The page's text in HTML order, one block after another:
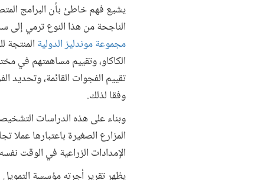
يشيع فهم خاطئ بأن البرامج
الناجحة من هذا النوع ترمي إلى
مجموعة موندليز الدولية المنتجة
الكاكاو، وتقييم مساهمتهم في
تقييم الفجوات القائمة، وتحديد
وفقا لذلك.
وبناء على هذه الدراسات
المزارع الصغيرة باعتبارها عملا
الإمدادات الزراعية في الوقت
يظهر تقرير أجرته مؤسسة التمويل